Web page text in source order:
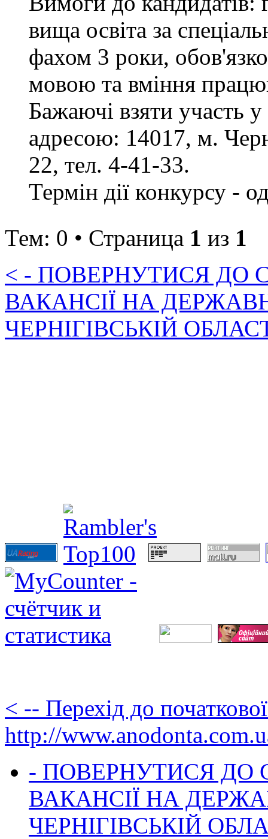
вища освіта за
фахом 3 роки,
мовою та вміння
Бажаючі взяти участь
адресою: 14017, м.
22, тел. 4-41-33.
Термін дії конкурсу -
Тем: 0 • Страница 1 из 1
< - ПОВЕРНУТИСЯ ДО
ВАКАНСІЇ НА
ЧЕРНІГІВСЬКІЙ
< -- Перехід до
http://
- ПОВЕРНУТИСЯ ДО
ВАКАНСІЇ НА
ЧЕРНІГІВСЬКІЙ